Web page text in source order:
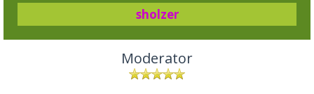
sholzer
Moderator